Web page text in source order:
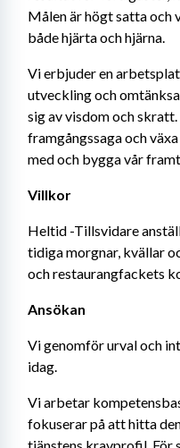
Målen är högt satta och
både hjärta och hjärna.
Vi erbjuder en
utveckling och
sig av visdom och
framgångssaga och
med och bygga vår
Villkor
Heltid -Tillsvidare
tidiga morgnar, kvällar
och restaurangfackets
Ansökan
Vi genomför urval och
idag.
Vi arbetar
fokuserar på att hitta